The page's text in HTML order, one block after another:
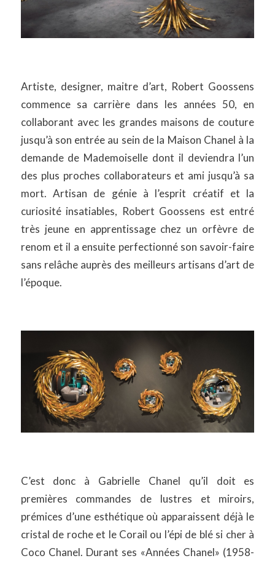
Artiste, designer, maitre d’art, Robert Goossens
commence sa carrière dans les années 50, en
collaborant avec les grandes maisons de couture
jusqu’à son entrée au sein de la Maison Chanel à la
demande de Mademoiselle dont il deviendra l’un
des plus proches collaborateurs et ami jusqu’à sa
mort. Artisan de génie à l’esprit créatif et la
curiosité insatiables, Robert Goossens est entré
très jeune en apprentissage chez un orfèvre de
renom et il a ensuite perfectionné son savoir-faire
sans relâche auprès des meilleurs artisans d’art de
l’époque.
C’est donc à Gabrielle Chanel qu’il doit es
premières commandes de lustres et miroirs,
prémices d’une esthétique où apparaissent déjà le
cristal de roche et le Corail ou l’épi de blé si cher à
Coco Chanel. Durant ses «Années Chanel» (1958-